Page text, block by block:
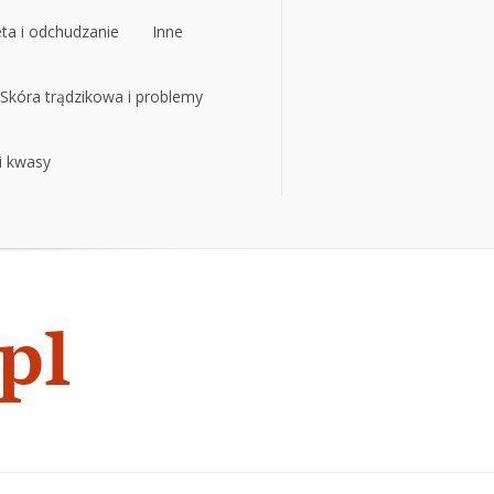
i odchudzanie
i odchudzanie
Inne
Inne
Skóra trądzikowa i problemy
Skóra trądzikowa i problemy
kwasy